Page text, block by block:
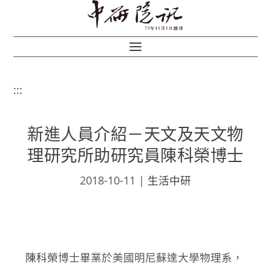
:::
新進人員介紹－天文及天文物
理研究所助研究員陳科榮博士
2018-10-11 | 生活中研
陳科榮博士畢業於美國明尼蘇達大學物理系，